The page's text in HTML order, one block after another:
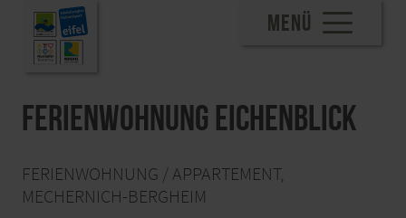
MENÜ
Ferienwohnung Eichenblick
FERIENWOHNUNG / APPARTEMENT,
MECHERNICH-BERGHEIM